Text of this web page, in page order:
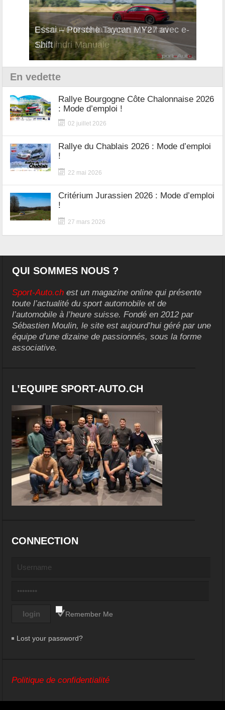
Essai – Porsche Taycan MY27 avec e-
Shift
En vedette
Rallye Bourgogne Côte Chalonnaise 2026
: Mode d’emploi !
02 juillet 2026
Rallye du Chablais 2026 : Mode d’emploi
!
22 mai 2026
Critérium Jurassien 2026 : Mode d’emploi
!
27 mars 2026
QUI SOMMES NOUS ?
Sport-Auto.ch est un magazine online qui présente
toute l’actualité du sport automobile et de
l’automobile à l’heure suisse. Fondé en 2012 par
Sébastien Moulin, le site est aujourd’hui géré par une
équipe d’une dizaine de passionnés, sous la forme
associative.
L’EQUIPE SPORT-AUTO.CH
CONNECTION
Remember Me
Lost your password?
Politique de confidentialité